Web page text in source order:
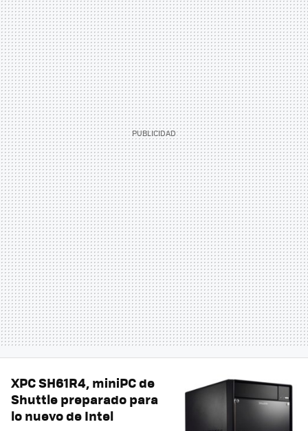
XPC SH61R4, miniPC de
Shuttle preparado para
lo nuevo de Intel